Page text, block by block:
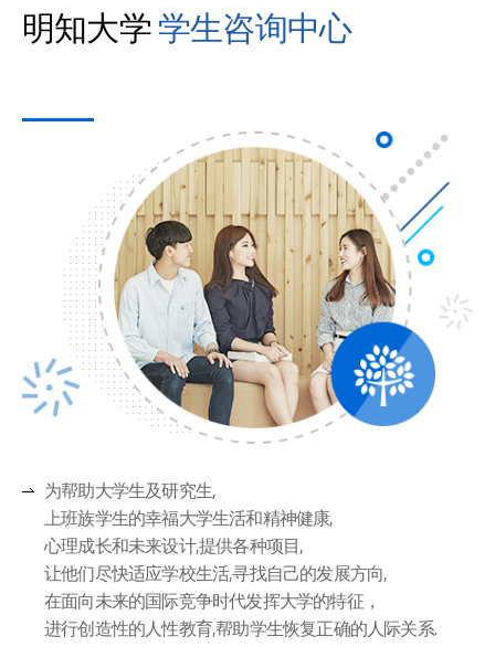
明知大学学生咨询中心
为帮助大学生及研究生,
上班族学生的幸福大学生活和精神健康,
心理成长和未来设计,提供各种项目,
让他们尽快适应学校生活,寻找自己的发展方向,
在面向未来的国际竞争时代发挥大学的特征，
进行创造性的人性教育,帮助学生恢复正确的人际关系.